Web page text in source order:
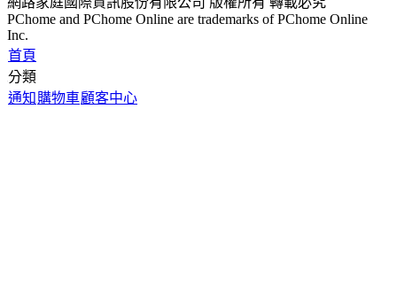
PChome and PChome Online are trademarks of PChome Online
Inc.
首頁
分類
通知 購物車顧客中心